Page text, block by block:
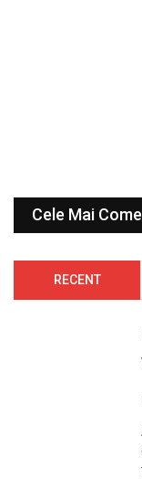
Cele Mai
RECENT